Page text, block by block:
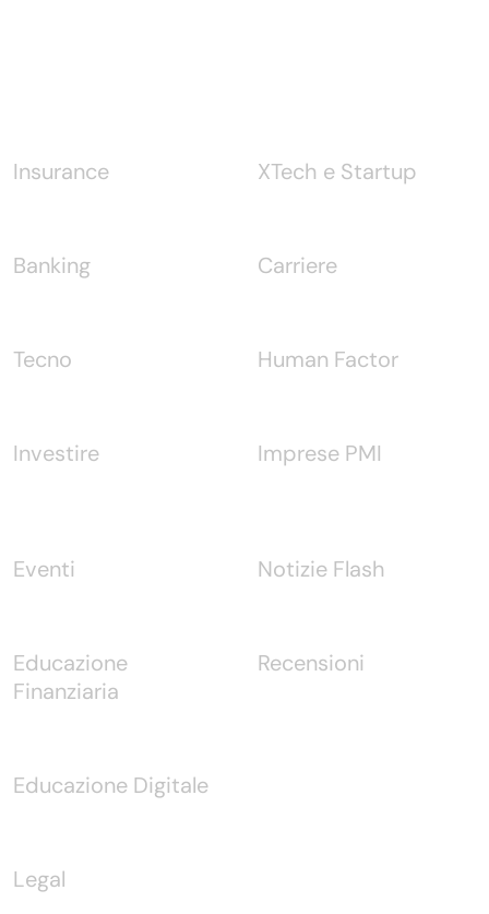
Insurance
Banking
Tecno
Investire
XTech e Startup
Carriere
Human Factor
Imprese PMI
Eventi
Educazione
Finanziaria
Educazione Digitale
Legal
Notizie Flash
Recensioni